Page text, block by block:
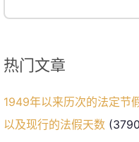
热门文章
1949年以来历次的法定节
以及现行的法假天数